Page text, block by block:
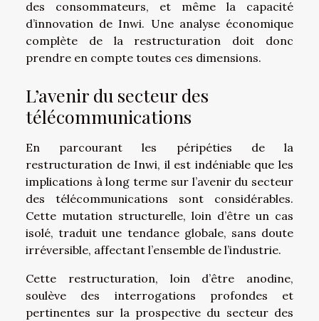
des consommateurs, et même la capacité
d’innovation de Inwi. Une analyse économique
complète de la restructuration doit donc
prendre en compte toutes ces dimensions.
L’avenir du secteur des
télécommunications
En parcourant les péripéties de la
restructuration de Inwi, il est indéniable que les
implications à long terme sur l’avenir du secteur
des télécommunications sont considérables.
Cette mutation structurelle, loin d’être un cas
isolé, traduit une tendance globale, sans doute
irréversible, affectant l’ensemble de l’industrie.
Cette restructuration, loin d’être anodine,
soulève des interrogations profondes et
pertinentes sur la prospective du secteur des